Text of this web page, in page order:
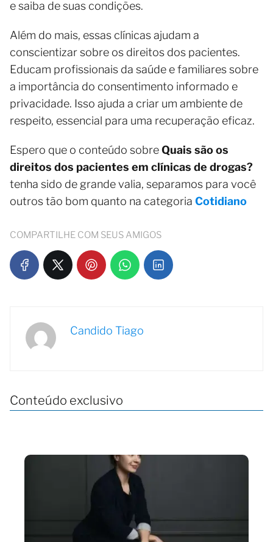
e saiba de suas condições.
Além do mais, essas clínicas ajudam a
conscientizar sobre os direitos dos pacientes.
Educam profissionais da saúde e familiares sobre
a importância do consentimento informado e
privacidade. Isso ajuda a criar um ambiente de
respeito, essencial para uma recuperação eficaz.
Espero que o conteúdo sobreQuais são os
direitos dos pacientes em clínicas de drogas?
tenha sido de grande valia, separamos para você
outros tão bom quanto na categoria Cotidiano
COMPARTILHE COM SEUS AMIGOS
Candido Tiago
Conteúdo exclusivo